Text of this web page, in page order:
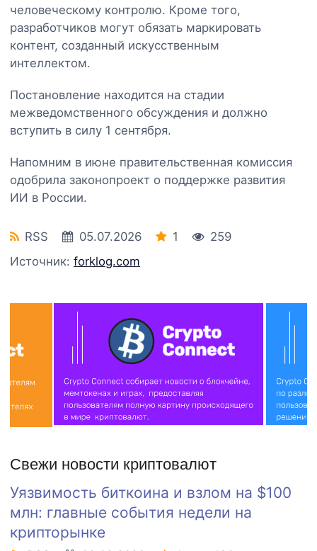
человеческому контролю. Кроме того,
разработчиков могут обязать маркировать
контент, созданный искусственным
интеллектом.
Постановление находится на стадии
межведомственного обсуждения и должно
вступить в силу 1 сентября.
Напомним в июне правительственная комиссия
одобрила законопроект о поддержке развития
ИИ в России.
RSS 05.07.2026 1
259
Источник: forklog.com
Свежи новости криптовалют
Уязвимость биткоина и взлом на $100
млн: главные события недели на
крипторынке